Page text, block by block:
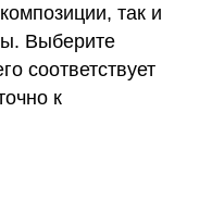
так и
Выберите
соответствует
к